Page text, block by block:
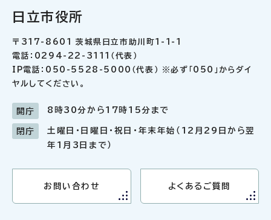
日立市役所
〒317-8601 茨城県日立市助川町1-1-1
電話：0294-22-3111（代表）
IP電話：050-5528-5000（代表） ※必ず「050」からダイ
ヤルしてください。
開庁 8時30分から17時15分まで
閉庁
土曜日・日曜日・祝日・年末年始（12月29日から翌
年1月3日まで）
お問い合わせ よくあるご質問